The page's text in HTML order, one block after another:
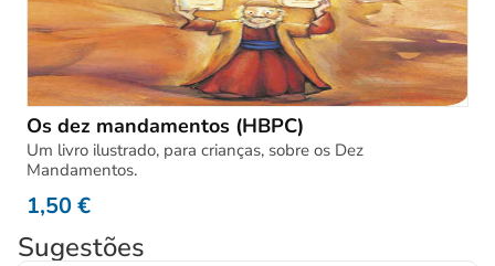
Os dez mandamentos (HBPC)
Um livro ilustrado, para crianças, sobre os Dez
Mandamentos.
1,50€
Sugestões